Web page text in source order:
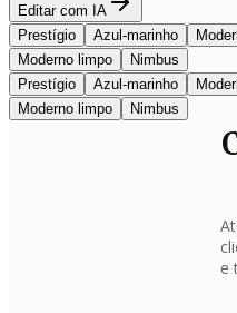
Editar com IA
Prestígio
Azul-marinho
Moderno limpo
Nimbus
Prestígio
Azul-marinho
Moderno limpo
Nimbus
e